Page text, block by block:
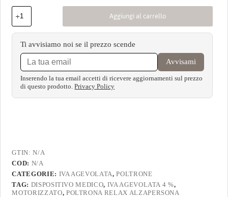
Aggiungi al carrello
Ti avvisiamo noi se il prezzo scende
Avvisami
Inserendo la tua email accetti di ricevere aggiornamenti sul prezzo
di questo prodotto.Privacy Policy
GTIN: N/A
COD: N/A
CATEGORIE: IVA AGEVOLATA,POLTRONE
TAG: DISPOSITIVO MEDICO, IVA AGEVOLATA 4 %,
MOTORIZZATO, POLTRONA RELAX ALZAPERSONA